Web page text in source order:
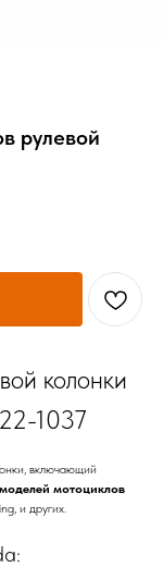
рулевой
колонки
1037
включающий
мотоциклов
и других.